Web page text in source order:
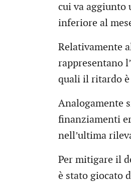
cui va aggiunto
inferiore al
Relativamente
rappresentano
quali il ritardo
Analogamente
finanziamenti
nell’ultima
Per mitigare il
è stato giocato